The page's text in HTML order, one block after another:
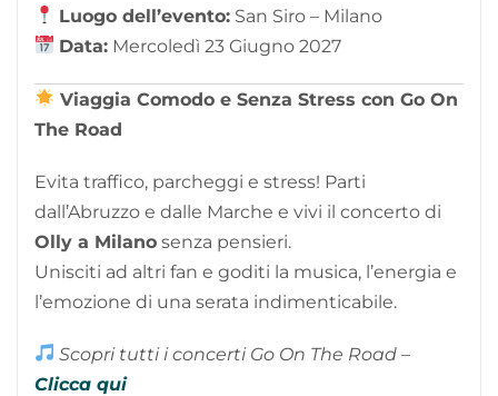
Luogo dell’evento: San Siro – Milano
Data: Mercoledì 23 Giugno 2027
Viaggia Comodo e Senza Stress con Go On
The Road
Evita traffico, parcheggi e stress! Parti
dall’Abruzzo e dalle Marche e vivi il concerto di
Olly a Milano senza pensieri.
Unisciti ad altri fan e goditi la musica, l’energia e
l’emozione di una serata indimenticabile.
Scopri tutti i concerti Go On The Road –
Clicca qui